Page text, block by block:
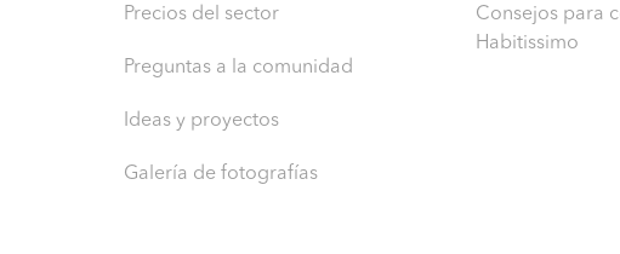
Precios del sector
Preguntas a la comunidad
Ideas y proyectos
Galería de fotografías
Consejos para
Habitissimo